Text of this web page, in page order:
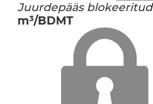
Juurdepääs blokeeritud
m³/BDMT